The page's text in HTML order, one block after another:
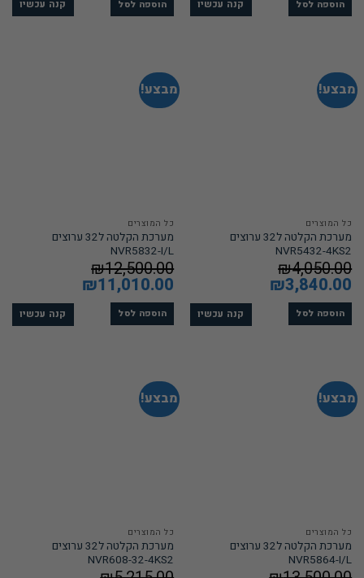
₪3,150.00.
₪2,920.00. הוספה לסל קנה עכשיו ₪3,050.00.
₪2,900.00. הוספה לסל קנה עכשיו
מבצע!
כל המוצרים
מערכת הקלטה ל32 ערוצים
NVR5432-4KS2
₪4,050.00
המחיר
המקורי
היה:
₪4,050.00.
₪3,840.00 המחיר
הנוכחי
₪3,840.00. הוספה לסל קנה עכשיו
מבצע!
כל המוצרים
מערכת הקלטה ל32 ערוצים
NVR5832-I/L
₪12,500.00
המחיר
המקורי
היה:
₪12,500.00.
₪11,010.00 המחיר
הנוכחי
הוא:
₪11,010.00. הוספה לסל קנה עכשיו
מבצע!
כל המוצרים
מערכת הקלטה ל32 ערוצים
NVR5864-I/L
מבצע!
כל המוצרים
מערכת הקלטה ל32 ערוצים
NVR608-32-4KS2